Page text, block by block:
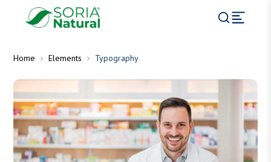
Home Elements Typography